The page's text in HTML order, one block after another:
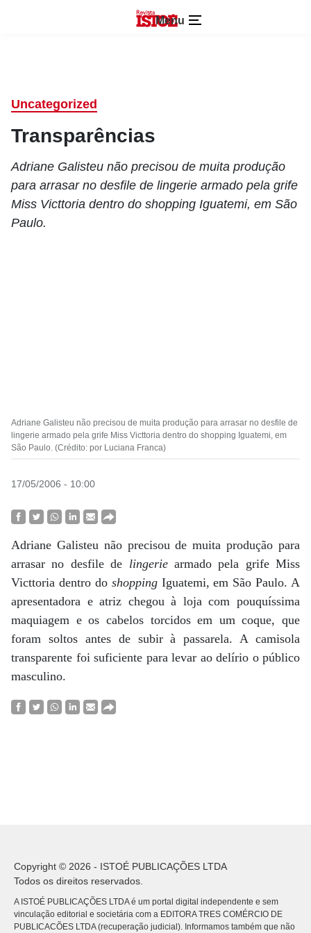
Menu
Uncategorized
Transparências
Adriane Galisteu não precisou de muita produção
para arrasar no desfile de lingerie armado pela grife
Miss Victtoria dentro do shopping Iguatemi, em São
Paulo.
Adriane Galisteu não precisou de muita produção para arrasar no desfile de
lingerie armado pela grife Miss Victtoria dentro do shopping Iguatemi, em
São Paulo. (Crédito: por Luciana Franca)
17/05/2006 - 10:00
Adriane Galisteu não precisou de muita produção para
arrasar no desfile de lingeriearmado pela grife Miss
Victtoria dentro do shoppingIguatemi, em São Paulo. A
apresentadora e atriz chegou à loja com pouquíssima
maquiagem e os cabelos torcidos em um coque, que
foram soltos antes de subir à passarela. A camisola
transparente foi suficiente para levar ao delírio o público
masculino.
Copyright © 2026 - ISTOÉ PUBLICAÇÕES LTDA
Todos os direitos reservados.
A ISTOÉ PUBLICAÇÕES LTDA é um portal digital independente e sem
vinculação editorial e societária com a EDITORA TRES COMÉRCIO DE
PUBLICACÕES LTDA (recuperação judicial). Informamos também que não